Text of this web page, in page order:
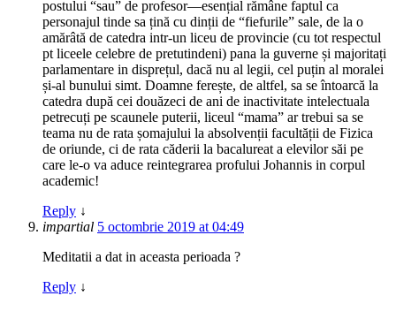
postului “sau” de profesor—esențial rămâne faptul ca
personajul tinde sa țină cu dinții de “fiefurile” sale, de la o
amărâtă de catedra intr-un liceu de provincie (cu tot respectul
pt liceele celebre de pretutindeni) pana la guverne și majoritați
parlamentare in disprețul, dacă nu al legii, cel puțin al moralei
și-al bunului simt. Doamne ferește, de altfel, sa se întoarcă la
catedra după cei douăzeci de ani de inactivitate intelectuala
petrecuți pe scaunele puterii, liceul “mama” ar trebui sa se
teama nu de rata șomajului la absolvenții facultății de Fizica
de oriunde, ci de rata căderii la bacalureat a elevilor săi pe
care le-o va aduce reintegrarea profului Johannis in corpul
academic!
Reply ↓
impartial 5 octombrie 2019 at 04:49
Meditatii a dat in aceasta perioada ?
Reply ↓